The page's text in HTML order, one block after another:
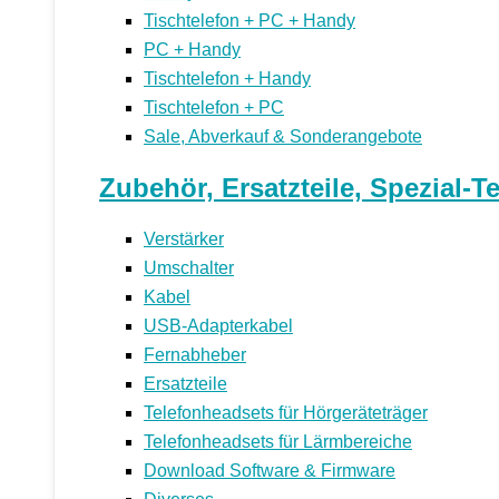
Tischtelefon + PC + Handy
PC + Handy
Tischtelefon + Handy
Tischtelefon + PC
Sale, Abverkauf & Sonderangebote
Zubehör, Ersatzteile, Spezial-
Verstärker
Umschalter
Kabel
USB-Adapterkabel
Fernabheber
Ersatzteile
Telefonheadsets für Hörgeräteträger
Telefonheadsets für Lärmbereiche
Download Software & Firmware